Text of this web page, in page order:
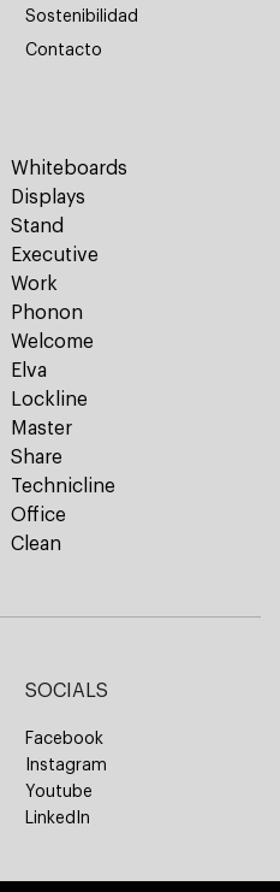
Sostenibilidad
Contacto
Whiteboards
Displays
Stand
Executive
Work
Phonon
Welcome
Elva
Lockline
Master
Share
Technicline
Office
Clean
SOCIALS
Facebook
Instagram
Youtube
LinkedIn